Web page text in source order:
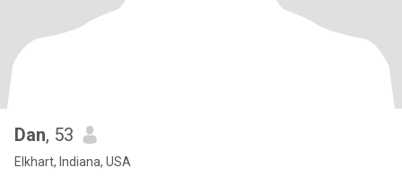
Dan, 53
Elkhart, Indiana, USA